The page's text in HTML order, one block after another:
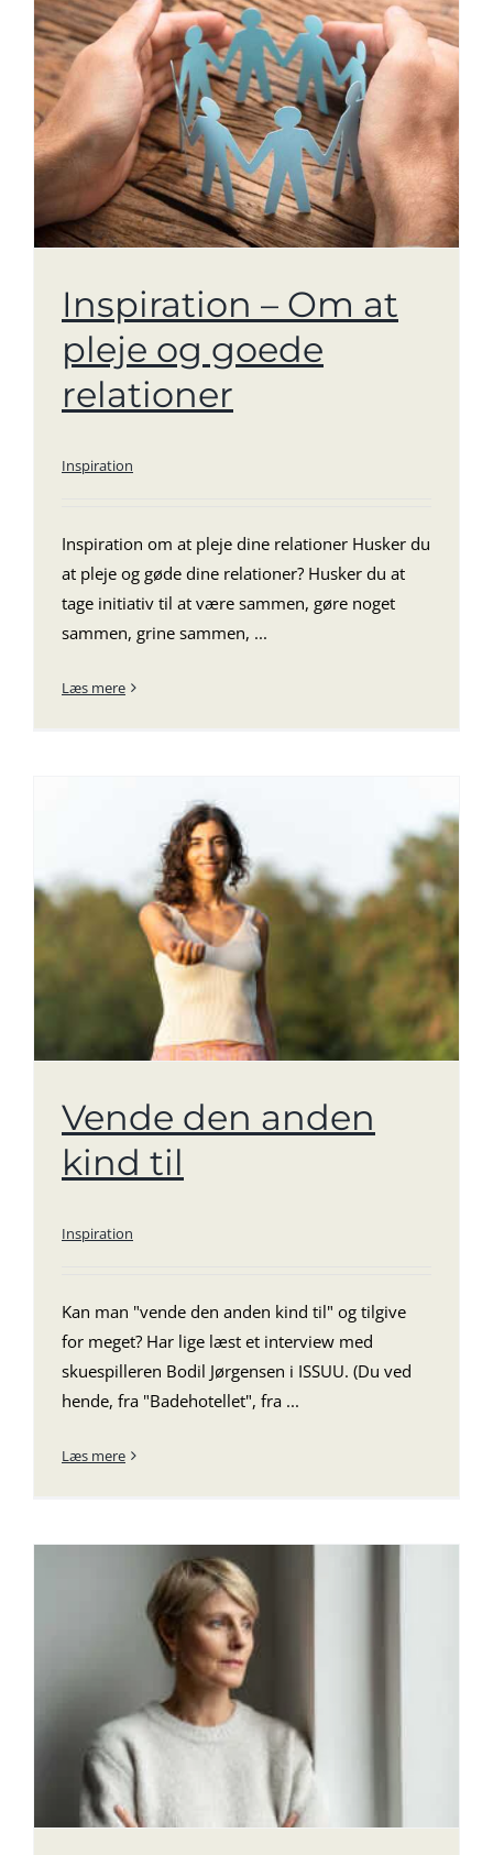
Inspiration – Om at
pleje og goede
relationer
Inspiration
Inspiration om at pleje dine relationer Husker du
at pleje og gøde dine relationer? Husker du at
tage initiativ til at være sammen, gøre noget
sammen, grine sammen, ...
Læs mere
Vende den anden
kind til
Inspiration
Kan man "vende den anden kind til" og tilgive
for meget? Har lige læst et interview med
skuespilleren Bodil Jørgensen i ISSUU. (Du ved
hende, fra "Badehotellet", fra ...
Læs mere